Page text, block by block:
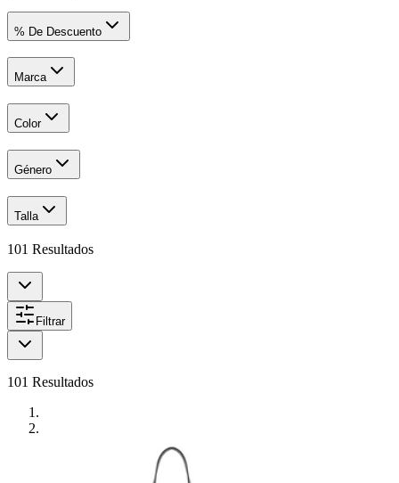
% De Descuento
Marca
Color
Género
Talla
101 Resultados
Filtrar
101 Resultados